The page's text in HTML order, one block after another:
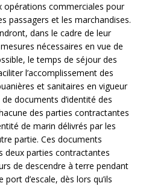
opérations commerciales pour
passagers et les marchandises.
dans le cadre de leur
nécessaires en vue de
le temps de séjour des
l’accomplissement des
et sanitaires en vigueur
documents d’identité des
des parties contractantes
de marin délivrés par les
partie. Ces documents
deux parties contractantes
de descendre à terre pendant
d’escale, dès lors qu’ils